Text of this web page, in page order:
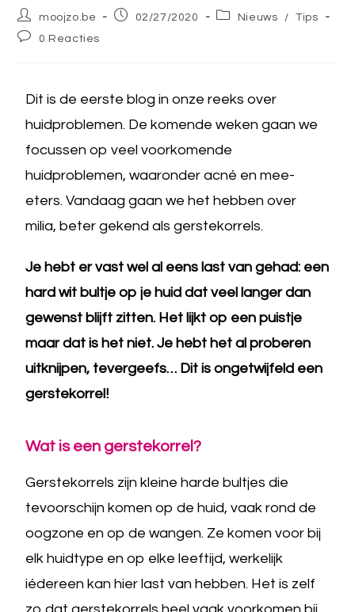
moojzo.be 02/27/2020 Nieuws /
Tips
0 Reacties
Dit is de eerste blog in onze reeks over
huidproblemen. De komende weken gaan we
focussen op veel voorkomende
huidproblemen, waaronder acné en mee-
eters. Vandaag gaan we het hebben over
milia, beter gekend als gerstekorrels.
Je hebt er vast wel al eens last van gehad: een
hard wit bultje op je huid dat veel langer dan
gewenst blijft zitten. Het lijkt op een puistje
maar dat is het niet. Je hebt het al proberen
uitknijpen, tevergeefs… Dit is ongetwijfeld een
gerstekorrel!
Wat is een gerstekorrel?
Gerstekorrels zijn kleine harde bultjes die
tevoorschijn komen op de huid, vaak rond de
oogzone en op de wangen. Ze komen voor bij
elk huidtype en op elke leeftijd, werkelijk
iédereen kan hier last van hebben. Het is zelf